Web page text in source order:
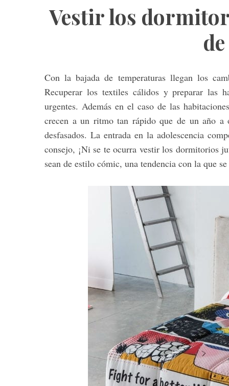
Vestir los
Con la bajada de temperaturas llegan los
Recuperar los textiles cálidos y preparar las
urgentes. Además en el caso de las
crecen a un ritmo tan rápido que de un año
desfasados. La entrada en la adolescencia
consejo, ¡Ni se te ocurra vestir los dormitorios
sean de estilo cómic, una tendencia con la que